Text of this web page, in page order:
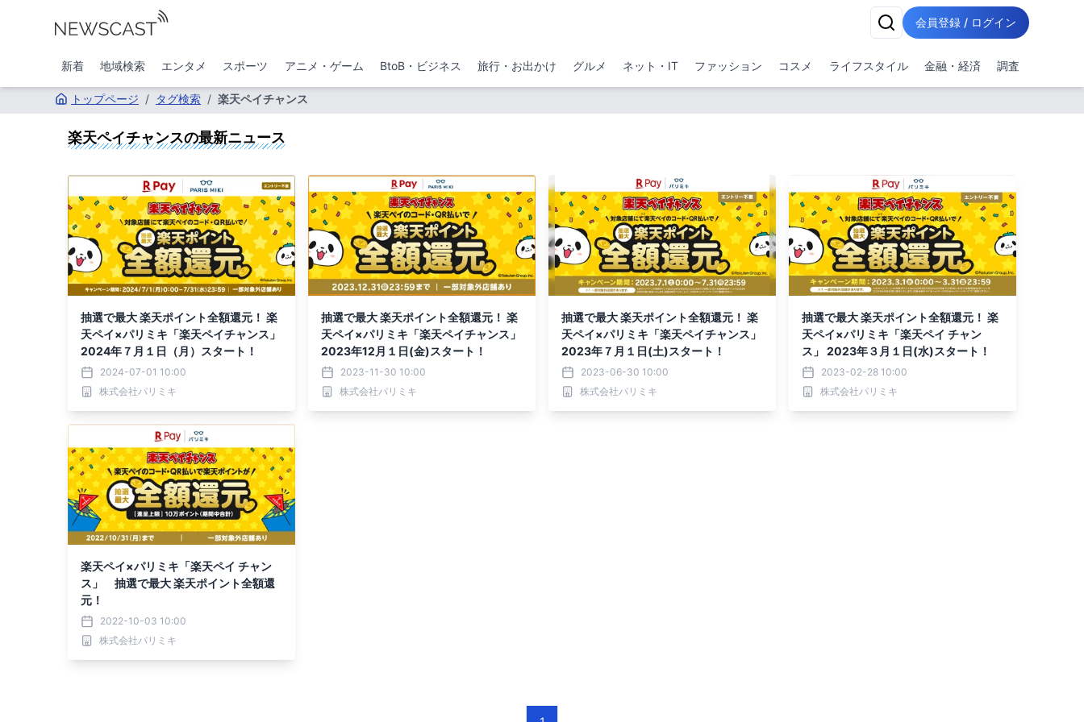
会員登録 / ログイン
新着 地域検索 エンタメ スポーツ アニメ・ゲーム BtoB・ビジネス 旅行・お出かけ グルメ ネット・IT ファッション コスメ ライフスタイル 金融・経済 調査
トップページ / タグ検索 / 楽天ペイチャンス
楽天ペイチャンスの最新ニュース
抽選で最大 楽天ポイント全額還元！ 楽
天ペイ×パリミキ「楽天ペイチャンス」
2024年７月１日（月）スタート！
2024-07-01 10:00
株式会社パリミキ
抽選で最大 楽天ポイント全額還元！ 楽
天ペイ×パリミキ「楽天ペイチャンス」
2023年12月１日(金)スタート！
2023-11-30 10:00
株式会社パリミキ
抽選で最大 楽天ポイント全額還元！ 楽
天ペイ×パリミキ「楽天ペイチャンス」
2023年７月１日(土)スタート！
2023-06-30 10:00
株式会社パリミキ
抽選で最大 楽天ポイント全額還元！ 楽
天ペイ×パリミキ「楽天ペイ チャン
ス」 2023年３月１日(水)スタート！
2023-02-28 10:00
株式会社パリミキ
楽天ペイ×パリミキ「楽天ペイ チャン
ス」 抽選で最大 楽天ポイント全額還
元！
2022-10-03 10:00
株式会社パリミキ